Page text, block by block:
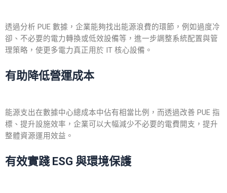
透過分析 PUE 數據，企業能夠找出能源浪費的環節，例如過度冷
卻、不必要的電力轉換或低效設備等，進一步調整系統配置與管
理策略，使更多電力真正用於 IT 核心設備。
有助降低營運成本
能源支出在數據中心總成本中佔有相當比例，而透過改善 PUE 指
標、提升設施效率，企業可以大幅減少不必要的電費開支，提升
整體資源運用效益。
有效實踐 ESG 與環境保護